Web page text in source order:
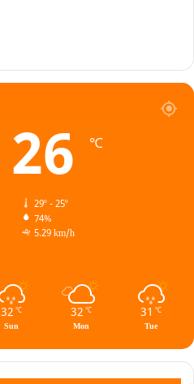
26 ℃
29º - 25º
74%
5.29 km/h
32 ℃
Sun
32 ℃
Mon
31 ℃
Tue